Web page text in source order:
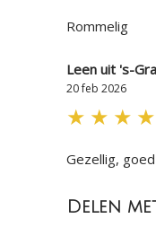
Rommelig
Leen uit 's-
20 feb 2026
★ ★ ★ ★
Gezellig,
Delen